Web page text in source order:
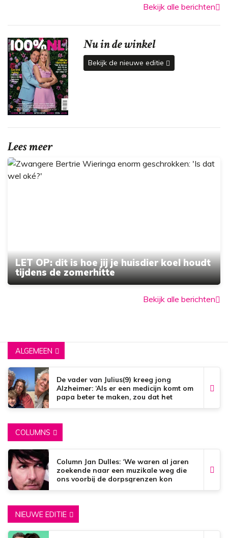
Bekijk alle berichten
Nu in de winkel
Bekijk de nieuwe editie
Lees meer
LET OP: dit is hoe jij je huisdier koel houdt
tijdens de zomerhitte
Bekijk alle berichten
ALGEMEEN
De vader van Julius(9) kreeg jong
Alzheimer: ‘Als er een medicijn komt om
papa beter te maken, zou dat het
COLUMNS
Column Jan Dulles: ‘We waren al jaren
zoekende naar een muzikale weg die
ons voorbij de dorpsgrenzen kon
NIEUWE EDITIE